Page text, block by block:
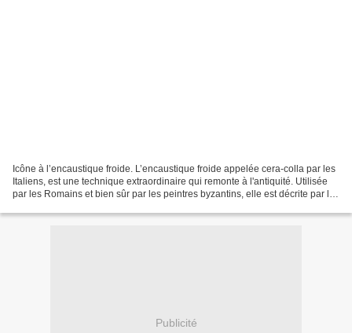
Icône à l’encaustique froide. L’encaustique froide appelée cera-colla par les
Italiens, est une technique extraordinaire qui remonte à l'antiquité. Utilisée
par les Romains et bien sûr par les peintres byzantins, elle est décrite par le
Publicité